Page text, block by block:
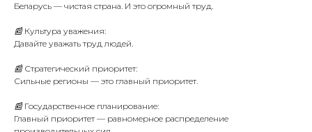
Беларусь — чистая страна. И это огромный труд.
📰 Культура уважения:
Давайте уважать труд людей.
📰 Стратегический приоритет:
Сильные регионы — это главный приоритет.
📰 Государственное планирование:
Главный приоритет — равномерное распределение